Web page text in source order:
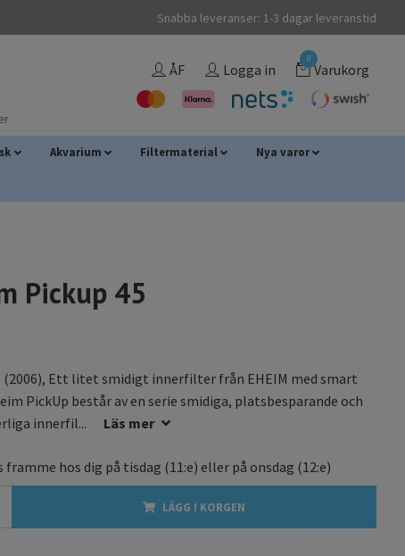
Snabba leveranser: 1-3 dagar leveranstid
ÅF Logga in
0
Varukorg
Akvarium Filtermaterial Nya varor
Pickup 45
(2006), Ett litet smidigt innerfilter från EHEIM med smart
PickUp består av en serie smidiga, platsbesparande och
innerfil...
Läs mer
framme hos dig på tisdag (11:e) eller på onsdag (12:e)
LÄGG I KORGEN